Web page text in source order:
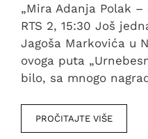
„Mira Adanja Polak
RTS 2, 15:30 Još
Jagoša Markovića u
ovoga puta
bilo, sa mnogo
PROČITAJTE VIŠE